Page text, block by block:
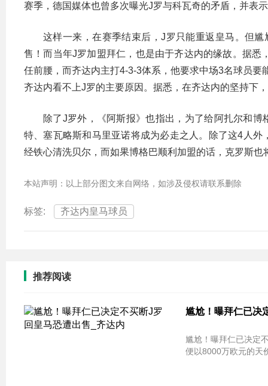
赛季，德国媒体也曾多次曝光J罗与科瓦奇的矛盾，并表
这样一来，在赛季结束后，J罗只能重返皇马。但
售！而当年J罗加盟拜仁，也是由于齐达内的缘故。据
任前腰，而齐达内主打4-3-3体系，他要求中场3名球员
齐达内看不上J罗的主要原因。据悉，在齐达内的坚持下
除了J罗外，《阿斯报》也指出，为了给阿扎尔和
特、塞瓦略斯和马里亚诺将成为必走之人。除了这4人
经铁心清洗贝尔，而如果博格巴顺利加盟的话，克罗斯也
本站声明：以上部分图文来自网络，如涉及侵权请联系删除
标签: 齐达内皇马球员
推荐阅读
尴尬！曝拜仁已决
尴尬！曝拜仁已决定不买断J罗 回皇
便以8000万欧元的天